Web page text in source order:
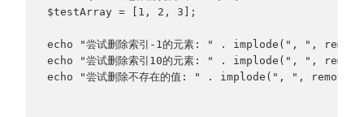
$testArray = [1, 2, 3];
echo "尝试删除索引-1的元素: " . implode(", ",
echo "尝试删除索引10的元素: " . implode(", ",
echo "尝试删除不存在的值: " . implode(", ",